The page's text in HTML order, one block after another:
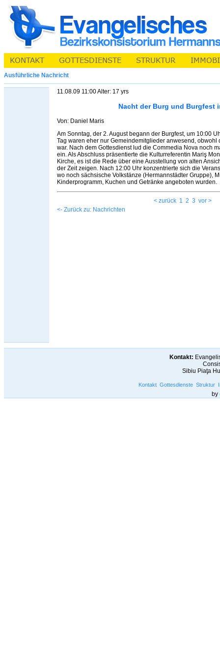
Ausführliche Nachricht
11.08.09 11:00 Alter: 17 yrs
Nacht der Burg und Burgfest
Von: Daniel Maris
Am Sonntag, der 2. August begann der Burgfest, um 10:00
Tag waren eher nur Gemeindemitglieder anwesend, obwohl
war. Nach dem Gottesdienst lud die Commedia Nova noch
ein. Als Abschluss präsentierte die Kulturreferentin Mariş
Kirche, es ist die Rede über eine Ausstellung von alten
der Zeit zeigen. Nach 12:00 Uhr konzentrierte sich die
wo noch sächsische Volkstänze (Hermannstädter Gruppe),
Kinderprogramm, Kuchen und Getränke angeboten wurden.
< zurück 1 2 3 vor >
<- Zurück zu: Nachrichten
Kontakt:
Sibiu Piaţa
Kontakt Gottesdienste Struktur
by